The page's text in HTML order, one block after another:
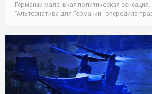
Германии маленькая политическая
"Альтернатива для Германии" опередила